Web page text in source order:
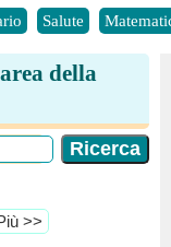
Salute
della
>>